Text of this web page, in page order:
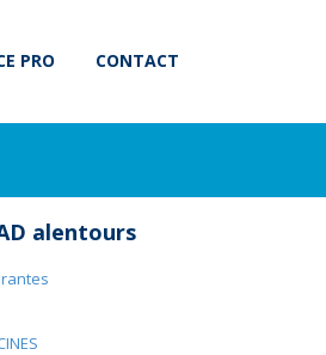
PRO CONTACT
alentours